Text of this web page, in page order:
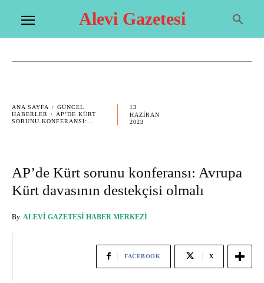
Alevi Gazetesi
ANA SAYFA
GÜNCEL
HABERLER
AP’DE KÜRT
SORUNU KONFERANSI:...
13
HAZIRAN
2023
AP’de Kürt sorunu konferansı: Avrupa
Kürt davasının destekçisi olmalı
By ALEVI GAZETESI HABER MERKEZI
FACEBOOK X